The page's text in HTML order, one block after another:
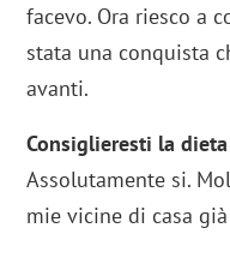
facevo. Ora riesco a
stata una conquista
avanti.
Consiglieresti la
Assolutamente si.
mie vicine di casa